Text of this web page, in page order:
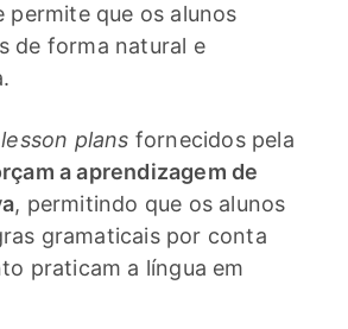
permite que os alunos
de forma natural e
lesson plans fornecidos pela
a aprendizagem de
, permitindo que os alunos
gramaticais por conta
praticam a língua em